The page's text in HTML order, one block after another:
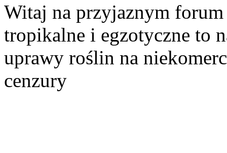
Witaj na przyjaznym
tropikalne i egzotyczne to
uprawy roślin na
cenzury